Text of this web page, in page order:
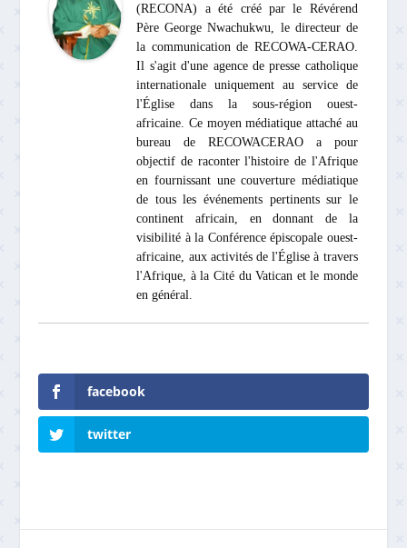
(RECONA) a été créé par le Révérend
Père George Nwachukwu, le directeur de
la communication de RECOWA-CERAO.
Il s'agit d'une agence de presse catholique
internationale uniquement au service de
l'Église dans la sous-région ouest-
africaine. Ce moyen médiatique attaché au
bureau de RECOWACERAO a pour
objectif de raconter l'histoire de l'Afrique
en fournissant une couverture médiatique
de tous les événements pertinents sur le
continent africain, en donnant de la
visibilité à la Conférence épiscopale ouest-
africaine, aux activités de l'Église à travers
l'Afrique, à la Cité du Vatican et le monde
en général.
facebook
twitter